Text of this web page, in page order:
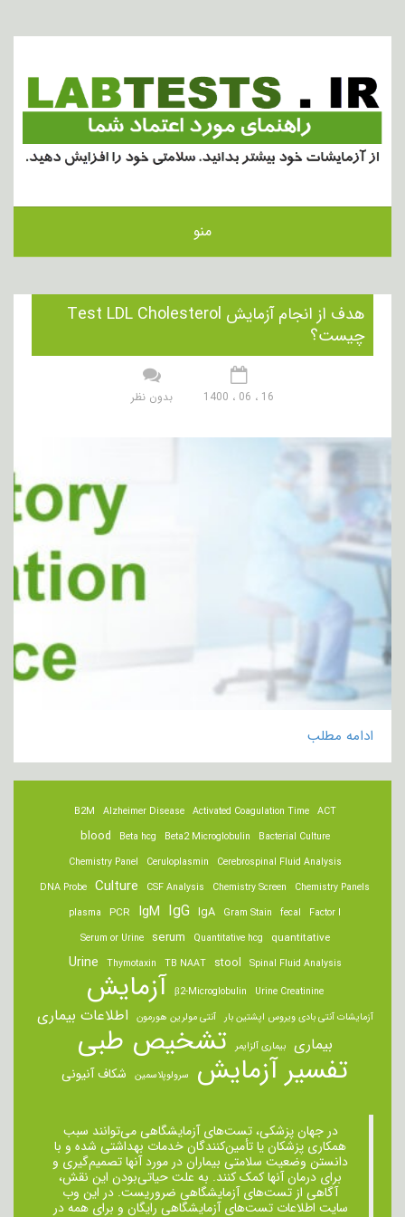
منو
هدف از انجام آزمایش Test LDL Cholesterol
چیست؟
16 ، 06 ، 1400 بدون نظر
ادامه مطلب
ACT
Activated Coagulation Time
Alzheimer Disease
B2M
Bacterial Culture
Beta2 Microglobulin
Beta hcg
blood
Cerebrospinal Fluid Analysis
Ceruloplasmin
Chemistry Panel
Chemistry Panels
Chemistry Screen
CSF Analysis
Culture
DNA Probe
Factor I
fecal
Gram Stain
IgA
IgG
IgM
PCR
plasma
quantitative
Quantitative hcg
serum
Serum or Urine
Spinal Fluid Analysis
stool
TB NAAT
Thymotaxin
Urine
Urine Creatinine
β2-Microglobulin آزمایش
آزمایشات آنتی بادی ویروس اپشتین بار آنتی مولرین هورمون اطلاعات بیماری
بیماری بیماری آلزایمر تشخیص طبی
تفسیر آزمایش سرولوپلاسمین شکاف آنیونی
در جهان پزشکی، تست‌های آزمایشگاهی می‌توانند سبب
همکاری پزشکان یا تأمین‌کنندگان خدمات بهداشتی شده و با
دانستن وضعیت سلامتی بیماران در مورد آنها تصمیم‌گیری و
برای درمان ‌آنها کمک کنند. به علت حیاتی‌بودن این نقش،
آگاهی از تست‌های آزمایشگاهی ضروریست. در این وب
سایت اطلاعات تست‌های آزمایشگاهی رایگان و برای همه در